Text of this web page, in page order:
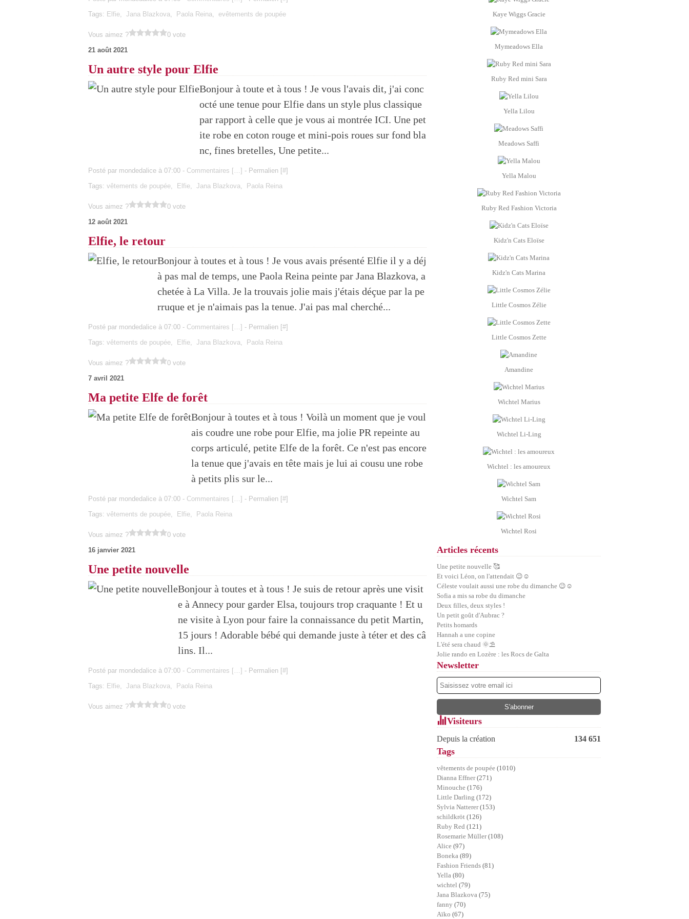
Tags: Elfie, Jana Blazkova, Paola Reina, evêtements de poupée
Vous aimez ?
0 vote
21 août 2021
Un autre style pour Elfie
Bonjour à toute et à tous ! Je vous l'avais dit, j'ai conc
octé une tenue pour Elfie dans un style plus classique
par rapport à celle que je vous ai montrée ICI. Une pet
ite robe en coton rouge et mini-pois roues sur fond bla
nc, fines bretelles, Une petite...
Posté par mondedalice à 07:00 - Commentaires [ …] - Permalien [#]
Tags: vêtements de poupée, Elfie, Jana Blazkova, Paola Reina
Vous aimez ?
0 vote
12 août 2021
Elfie, le retour
Bonjour à toutes et à tous ! Je vous avais présenté Elfie il y a déj
à pas mal de temps, une Paola Reina peinte par Jana Blazkova, a
chetée à La Villa. Je la trouvais jolie mais j'étais déçue par la pe
rruque et je n'aimais pas la tenue. J'ai pas mal cherché...
Posté par mondedalice à 07:00 - Commentaires [ …] - Permalien [#]
Tags: vêtements de poupée, Elfie, Jana Blazkova, Paola Reina
Vous aimez ?
0 vote
7 avril 2021
Ma petite Elfe de forêt
Bonjour à toutes et à tous ! Voilà un moment que je voul
ais coudre une robe pour Elfie, ma jolie PR repeinte au
corps articulé, petite Elfe de la forêt. Ce n'est pas encore
la tenue que j'avais en tête mais je lui ai cousu une robe
à petits plis sur le...
Posté par mondedalice à 07:00 - Commentaires [ …] - Permalien [#]
Tags: vêtements de poupée, Elfie, Paola Reina
Vous aimez ?
0 vote
16 janvier 2021
Une petite nouvelle
Bonjour à toutes et à tous ! Je suis de retour après une visit
e à Annecy pour garder Elsa, toujours trop craquante ! Et u
ne visite à Lyon pour faire la connaissance du petit Martin,
15 jours ! Adorable bébé qui demande juste à téter et des câ
lins. Il...
Posté par mondedalice à 07:00 - Commentaires [ …] - Permalien [#]
Tags: Elfie, Jana Blazkova, Paola Reina
Vous aimez ? 0 vote
Kaye Wiggs Gracie
Mymeadows Ella
Ruby Red mini Sara
Yella Lilou
Meadows Saffi
Yella Malou
Ruby Red Fashion Victoria
Kidz'n Cats Eloïse
Kidz'n Cats Marina
Little Cosmos Zélie
Little Cosmos Zette
Amandine
Wichtel Marius
Wichtel Li-Ling
Wichtel : les amoureux
Wichtel Sam
Wichtel Rosi
Articles récents
Une petite nouvelle 🥰
Et voici Léon, on l'attendait 😉☺️
Céleste voulait aussi une robe du dimanche 😉☺️
Sofia a mis sa robe du dimanche
Deux filles, deux styles !
Un petit goût d'Aubrac ?
Petits homards
Hannah a une copine
L'été sera chaud 🌞⛱️
Jolie rando en Lozère : les Rocs de Galta
Newsletter
Visiteurs
Depuis la création 134 651
Tags
vêtements de poupée (1010)
Dianna Effner(271)
Minouche (176)
Little Darling (172)
Sylvia Natterer(153)
schildkröt (126)
Ruby Red (121)
Rosemarie Müller(108)
Alice (97)
Boneka (89)
Fashion Friends (81)
Yella (80)
wichtel (79)
Jana Blazkova (75)
fanny (70)
Aïko (67)